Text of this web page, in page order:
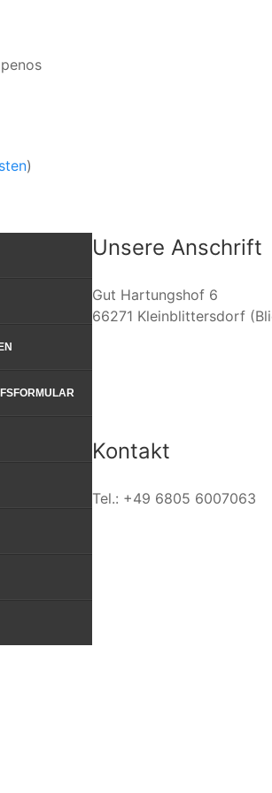
)
Unsere Anschrift
Gut Hartungshof 6
66271 Kleinblittersdorf
Kontakt
Tel.: +49 6805 6007063